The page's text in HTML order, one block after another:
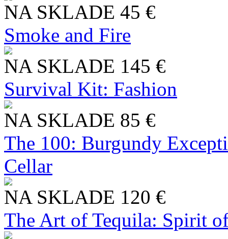
NA SKLADE 45 €
Smoke and Fire
NA SKLADE 145 €
Survival Kit: Fashion
NA SKLADE 85 €
The 100: Burgundy
Cellar
NA SKLADE 120 €
The Art of Tequila: Spirit